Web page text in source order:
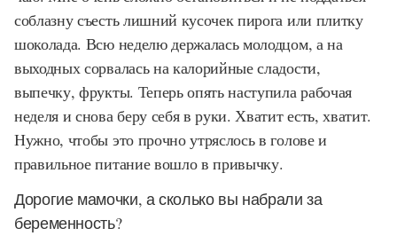
соблазну съесть лишний кусочек пирога или плитку
шоколада. Всю неделю держалась молодцом, а на
выходных сорвалась на калорийные сладости,
выпечку, фрукты. Теперь опять наступила рабочая
неделя и снова беру себя в руки. Хватит есть, хватит.
Нужно, чтобы это прочно утряслось в голове и
правильное питание вошло в привычку.
Дорогие мамочки, а сколько вы набрали за
беременность?